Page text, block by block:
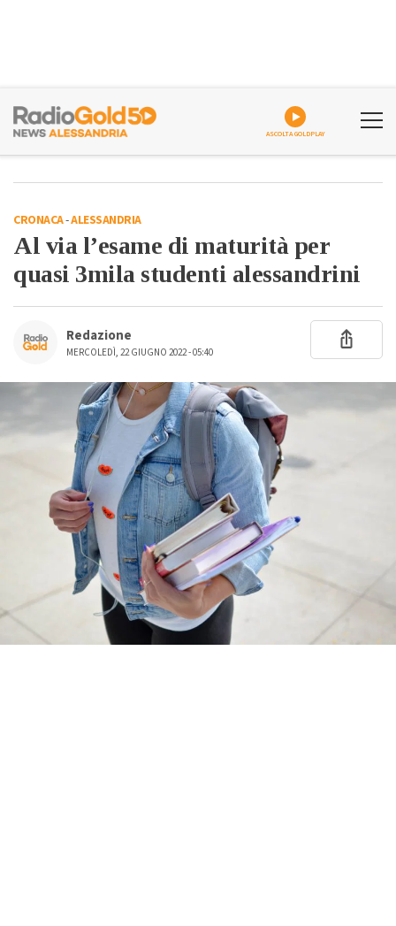
ASCOLTA GOLDPLAY
CRONACA-ALESSANDRIA
Al via l’esame di maturità per
quasi 3mila studenti alessandrini
Redazione
MERCOLEDÌ, 22 GIUGNO 2022 - 05:40